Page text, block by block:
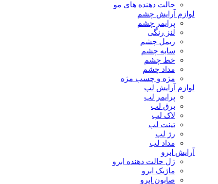
حالت دهنده های مو
لوازم آرایش چشم
پرایمر چشم
لنز رنگی
ریمل چشم
سایه چشم
خط چشم
مداد چشم
مژه و چسب مژه
لوازم آرایش لب
پرایمر لب
برق لب
لاک لب
تینت لب
رژ لب
مداد لب
آرایش ابرو
ژل حالت دهنده ابرو
ماژیک ابرو
صابون ابرو